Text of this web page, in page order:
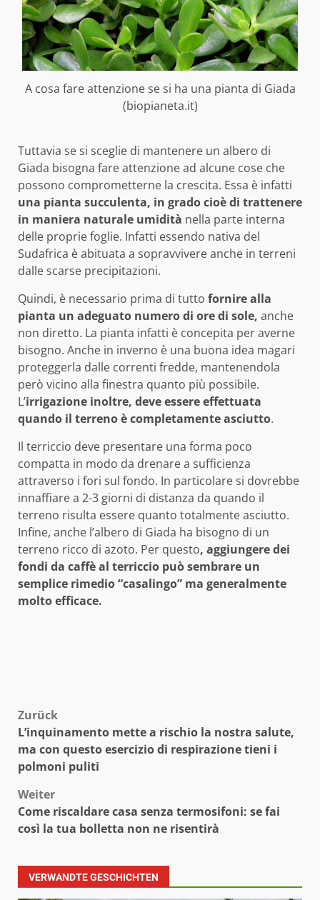
A cosa fare attenzione se si ha una pianta di Giada
(biopianeta.it)
Tuttavia se si sceglie di mantenere un albero di
Giada bisogna fare attenzione ad alcune cose che
possono comprometterne la crescita. Essa è infatti
una pianta succulenta, in grado cioè di trattenere
in maniera naturale umidità nella parte interna
delle proprie foglie. Infatti essendo nativa del
Sudafrica è abituata a sopravvivere anche in terreni
dalle scarse precipitazioni.
Quindi, è necessario prima di tutto fornire alla
pianta un adeguato numero di ore di sole, anche
non diretto. La pianta infatti è concepita per averne
bisogno. Anche in inverno è una buona idea magari
proteggerla dalle correnti fredde, mantenendola
però vicino alla finestra quanto più possibile.
L’irrigazione inoltre, deve essere effettuata
quando il terreno è completamente asciutto.
Il terriccio deve presentare una forma poco
compatta in modo da drenare a sufficienza
attraverso i fori sul fondo. In particolare si dovrebbe
innaffiare a 2-3 giorni di distanza da quando il
terreno risulta essere quanto totalmente asciutto.
Infine, anche l’albero di Giada ha bisogno di un
terreno ricco di azoto. Per questo, aggiungere dei
fondi da caffè al terriccio può sembrare un
semplice rimedio “casalingo” ma generalmente
molto efficace.
Beitragsnavigation
Zurück
L’inquinamento mette a rischio la nostra salute,
ma con questo esercizio di respirazione tieni i
polmoni puliti
Weiter
Come riscaldare casa senza termosifoni: se fai
così la tua bolletta non ne risentirà
VERWANDTE GESCHICHTEN